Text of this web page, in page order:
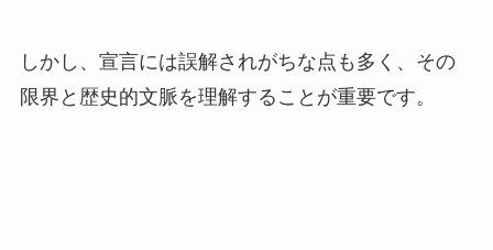
しかし、宣言には誤解されがちな点も多く、その
限界と歴史的文脈を理解することが重要です。